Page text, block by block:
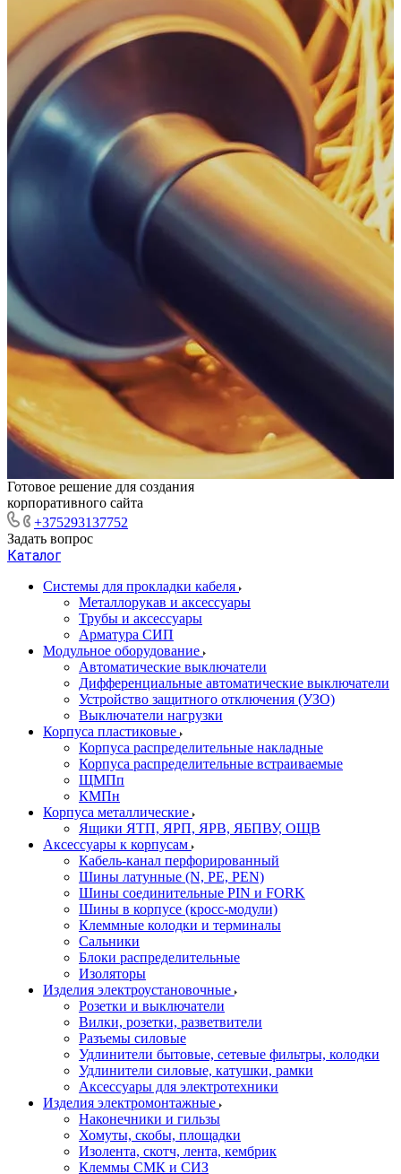
Готовое решение для создания
корпоративного сайта
+375293137752
Задать вопрос
Каталог
Системы для прокладки кабеля
Металлорукав и аксессуары
Трубы и аксессуары
Арматура СИП
Модульное оборудование
Автоматические выключатели
Дифференциальные автоматические выключатели
Устройство защитного отключения (УЗО)
Выключатели нагрузки
Корпуса пластиковые
Корпуса распределительные накладные
Корпуса распределительные встраиваемые
ЩМПп
КМПн
Корпуса металлические
Ящики ЯТП, ЯРП, ЯРВ, ЯБПВУ, ОЩВ
Аксессуары к корпусам
Кабель-канал перфорированный
Шины латунные (N, PE, PEN)
Шины соединительные PIN и FORK
Шины в корпусе (кросс-модули)
Клеммные колодки и терминалы
Сальники
Блоки распределительные
Изоляторы
Изделия электроустановочные
Розетки и выключатели
Вилки, розетки, разветвители
Разъемы силовые
Удлинители бытовые, сетевые фильтры, колодки
Удлинители силовые, катушки, рамки
Аксессуары для электротехники
Изделия электромонтажные
Наконечники и гильзы
Хомуты, скобы, площадки
Изолента, скотч, лента, кембрик
Клеммы СМК и СИЗ